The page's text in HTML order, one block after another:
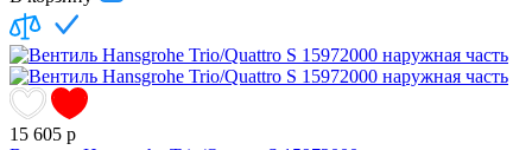
15 605 р